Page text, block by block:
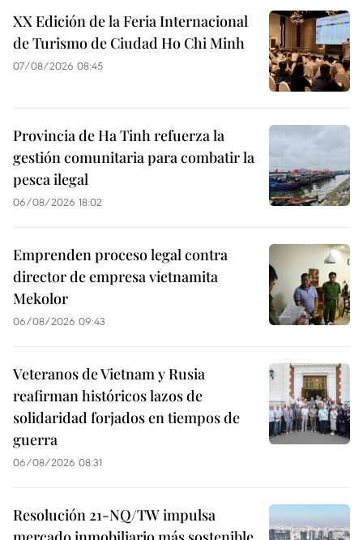
XX Edición de la Feria Internacional
de Turismo de Ciudad Ho Chi Minh
07/08/2026 08:45
Provincia de Ha Tinh refuerza la
gestión comunitaria para combatir la
pesca ilegal
06/08/2026 18:02
Emprenden proceso legal contra
director de empresa vietnamita
Mekolor
06/08/2026 09:43
Veteranos de Vietnam y Rusia
reafirman históricos lazos de
solidaridad forjados en tiempos de
guerra
06/08/2026 08:31
Resolución 21-NQ/TW impulsa